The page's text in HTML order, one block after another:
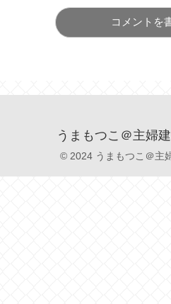
コメントを
うまもつこ＠主婦
© 2024 うまもつこ＠主